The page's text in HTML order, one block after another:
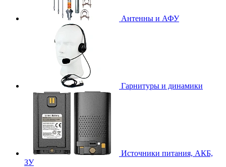
Антенны и АФУ
Гарнитуры и динамики
Источники питания, АКБ,
ЗУ